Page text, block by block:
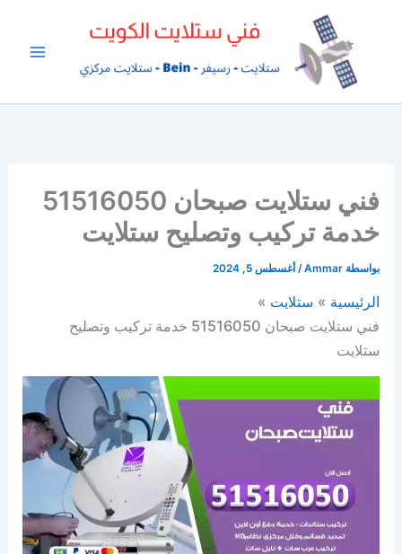
فني ستلايت صبحان 51516050
خدمة تركيب وتصليح ستلايت
بواسطة Ammar
/ أغسطس 5, 2024
الرئيسية
ستلايت
فني ستلايت صبحان 51516050 خدمة تركيب وتصليح
ستلايت